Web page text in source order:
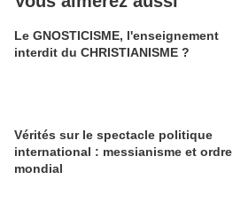
Le GNOSTICISME, l'enseignement
interdit du CHRISTIANISME ?
Vérités sur le spectacle politique
international : messianisme et ordre
mondial